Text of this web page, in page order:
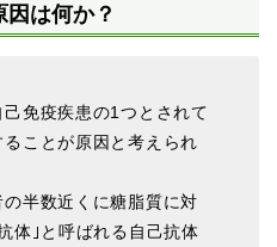
は何か？
免疫疾患の1つとされて
ことが原因と考えられ
半数近くに糖脂質に対
体｣と呼ばれる自己抗体